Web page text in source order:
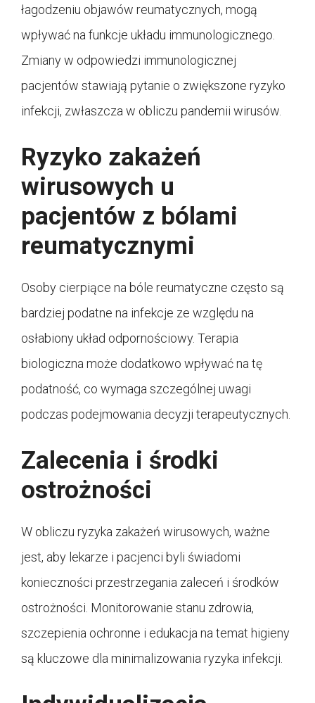
łagodzeniu objawów reumatycznych, mogą
wpływać na funkcje układu immunologicznego.
Zmiany w odpowiedzi immunologicznej
pacjentów stawiają pytanie o zwiększone ryzyko
infekcji, zwłaszcza w obliczu pandemii wirusów.
Ryzyko zakażeń
wirusowych u
pacjentów z bólami
reumatycznymi
Osoby cierpiące na bóle reumatyczne często są
bardziej podatne na infekcje ze względu na
osłabiony układ odpornościowy. Terapia
biologiczna może dodatkowo wpływać na tę
podatność, co wymaga szczególnej uwagi
podczas podejmowania decyzji terapeutycznych.
Zalecenia i środki
ostrożności
W obliczu ryzyka zakażeń wirusowych, ważne
jest, aby lekarze i pacjenci byli świadomi
konieczności przestrzegania zaleceń i środków
ostrożności. Monitorowanie stanu zdrowia,
szczepienia ochronne i edukacja na temat higieny
są kluczowe dla minimalizowania ryzyka infekcji.